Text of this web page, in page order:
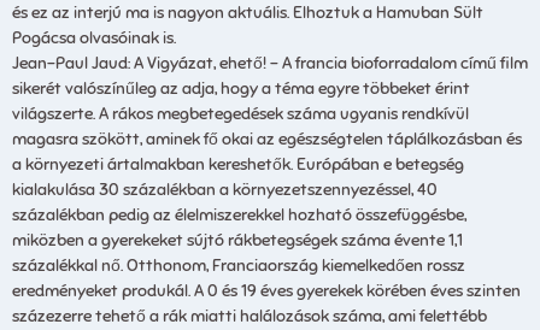
és ez az interjú ma is nagyon aktuális. Elhoztuk a Hamuban Sült
Pogácsa olvasóinak is.
Jean-Paul Jaud: A Vigyázat, ehető! – A francia bioforradalom című film
sikerét valószínűleg az adja, hogy a téma egyre többeket érint
világszerte. A rákos megbetegedések száma ugyanis rendkívül
magasra szökött, aminek fő okai az egészségtelen táplálkozásban és
a környezeti ártalmakban kereshetők. Európában e betegség
kialakulása 30 százalékban a környezetszennyezéssel, 40
százalékban pedig az élelmiszerekkel hozható összefüggésbe,
miközben a gyerekeket sújtó rákbetegségek száma évente 1,1
százalékkal nő. Otthonom, Franciaország kiemelkedően rossz
eredményeket produkál. A 0 és 19 éves gyerekek körében éves szinten
százezerre tehető a rák miatti halálozások száma, ami felettébb